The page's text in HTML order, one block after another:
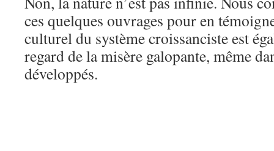
ces quelques ouvrages pour en
culturel du système croissanciste est
regard de la misère galopante, même
développés.